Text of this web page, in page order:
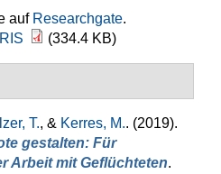
auf Researchgate.
RIS (334.4 KB)
T., & Kerres, M.. (2019).
gestalten: Für
Arbeit mit Geflüchteten.